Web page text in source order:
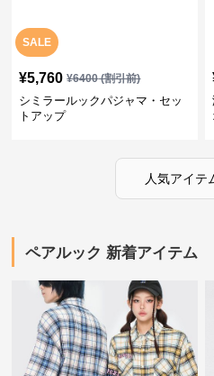
SALE
¥5,760 ¥6400(割引前)
シミラールックパジャマ・セッ
トアップ
人気アイテ
ペアルック 新着アイテム